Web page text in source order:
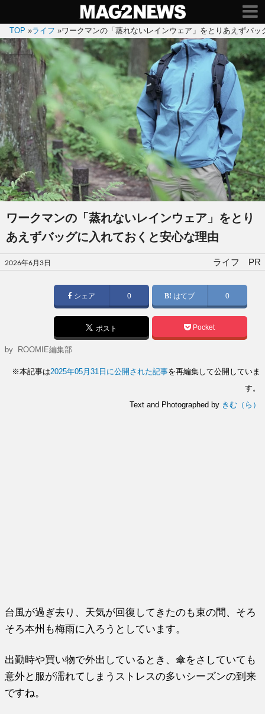
TOP »ライフ »ワークマンの「蒸れないレインウェア」をとりあえずバ
ワークマンの「蒸れないレインウェア」をとり
あえずバッグに入れておくと安心な理由
投
稿
2026年6月3日 ライフ PR
シェア 0 はてブ 0
ポスト Pocket
by ROOMIE編集部
※本記事は2025年05月31日に公開された記事を再編集して公開していま
す。
Text and Photographed by きむ（ら）
台風が過ぎ去り、天気が回復してきたのも束の間、そろ
そろ本州も梅雨に入ろうとしています。
出勤時や買い物で外出しているとき、傘をさしていても
意外と服が濡れてしまうストレスの多いシーズンの到来
ですね。